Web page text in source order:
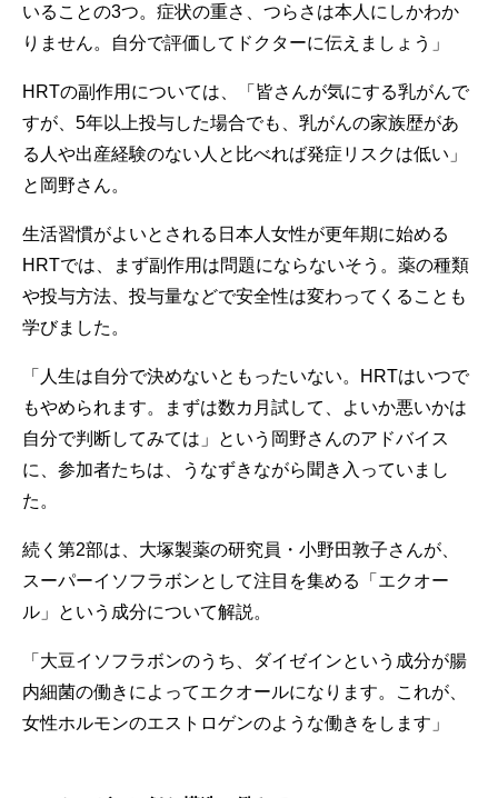
いることの3つ。症状の重さ、つらさは本人にしかわか
りません。自分で評価してドクターに伝えましょう」
HRTの副作用については、「皆さんが気にする乳がんで
すが、5年以上投与した場合でも、乳がんの家族歴があ
る人や出産経験のない人と比べれば発症リスクは低い」
と岡野さん。
生活習慣がよいとされる日本人女性が更年期に始める
HRTでは、まず副作用は問題にならないそう。薬の種類
や投与方法、投与量などで安全性は変わってくることも
学びました。
「人生は自分で決めないともったいない。HRTはいつで
もやめられます。まずは数カ月試して、よいか悪いかは
自分で判断してみては」という岡野さんのアドバイス
に、参加者たちは、うなずきながら聞き入っていまし
た。
続く第2部は、大塚製薬の研究員・小野田敦子さんが、
スーパーイソフラボンとして注目を集める「エクオー
ル」という成分について解説。
「大豆イソフラボンのうち、ダイゼインという成分が腸
内細菌の働きによってエクオールになります。これが、
女性ホルモンのエストロゲンのような働きをします」